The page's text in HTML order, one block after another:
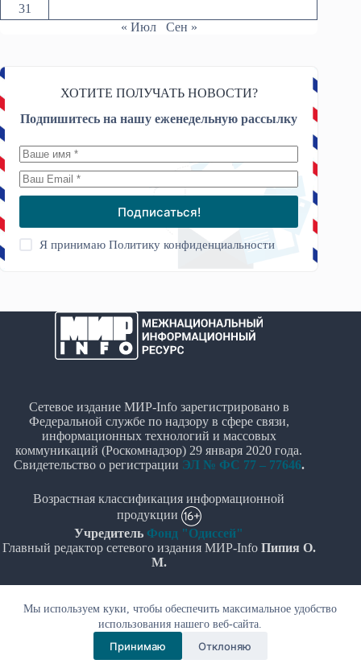
Мы используем куки, чтобы обеспечить максимальное удобство
использования нашего веб-сайта.
Принимаю Отклоняю
31
« Июл
Сен »
ХОТИТЕ ПОЛУЧАТЬ НОВОСТИ?
Подпишитесь на нашу еженедельную рассылку
Подписаться!
Я принимаюПолитику конфиденциальности
Сетевое издание МИР-Info зарегистрировано в
Федеральной службе по надзору в сфере связи,
информационных технологий и массовых
коммуникаций (Роскомнадзор) 29 января 2020 года.
Свидетельство о регистрации ЭЛ № ФС 77 – 77646.
Возрастная классификация информационной
продукции
Учредитель Фонд "Одиссей"
Главный редактор сетевого издания МИР-Info Пипия О.
М.
данных
© Все права защищены 2020-2026г. - "МИР-Info"